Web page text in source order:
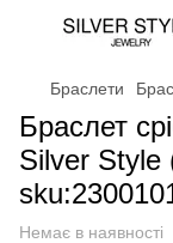
Браслети
Браслет
Silver Style
Немає в наявності